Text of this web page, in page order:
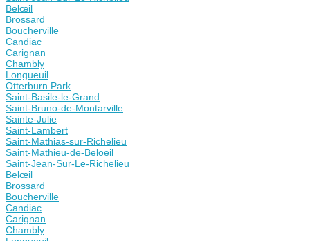
Belœil
Brossard
Boucherville
Candiac
Carignan
Chambly
Longueuil
Otterburn Park
Saint-Basile-le-Grand
Saint-Bruno-de-Montarville
Sainte-Julie
Saint-Lambert
Saint-Mathias-sur-Richelieu
Saint-Mathieu-de-Beloeil
Saint-Jean-Sur-Le-Richelieu
Belœil
Brossard
Boucherville
Candiac
Carignan
Chambly